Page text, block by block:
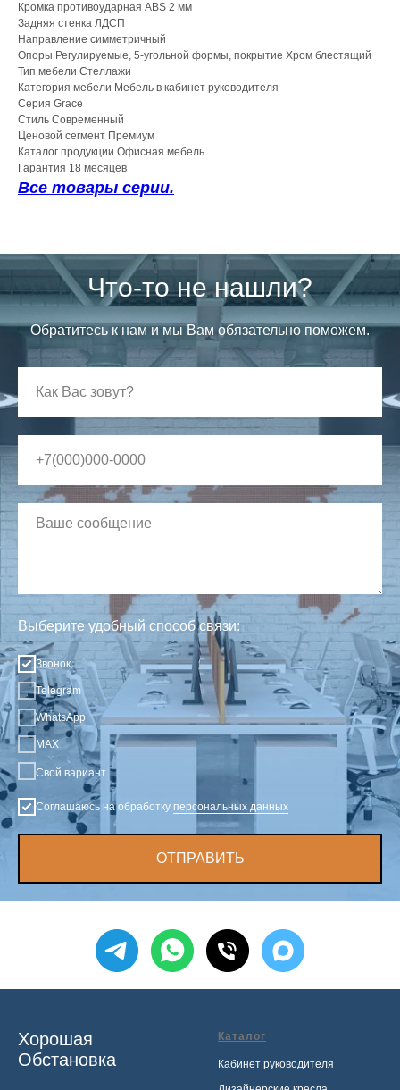
Кромка противоударная ABS 2 мм
Задняя стенка ЛДСП
Направление симметричный
Опоры Регулируемые, 5-угольной формы, покрытие Хром блестящий
Тип мебели Стеллажи
Категория мебели Мебель в кабинет руководителя
Серия Grace
Стиль Современный
Ценовой сегмент Премиум
Каталог продукции Офисная мебель
Гарантия 18 месяцев
Все товары серии.
Что-то не нашли?
Обратитесь к нам и мы Вам обязательно поможем.
Выберите удобный способ связи:
Звонок
Telegram
WhatsApp
MAX
Свой вариант
Соглашаюсь на обработку персональных данных
ОТПРАВИТЬ
Хорошая
Обстановка
Каталог
Кабинет руководителя